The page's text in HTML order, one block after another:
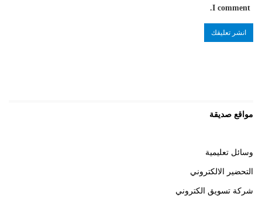
I comment.
مواقع صديقة
وسائل تعليمية
التحضير الالكتروني
شركة تسويق الكتروني